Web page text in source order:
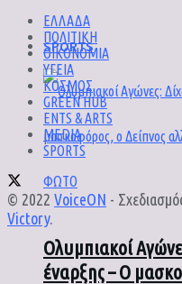
SPORTS
Ολυμπιακοί
έναρξης – Ο
ΕΛΛΑΔΑ
ΠΟΛΙΤΙΚΗ
ΟΙΚΟΝΟΜΙΑ
ΥΓΕΙΑ
ΚΟΣΜΟΣ
GREEN HUB
ENTS & ARTS
MEDIA
SPORTS
© 2022 VoiceON -
Victory.